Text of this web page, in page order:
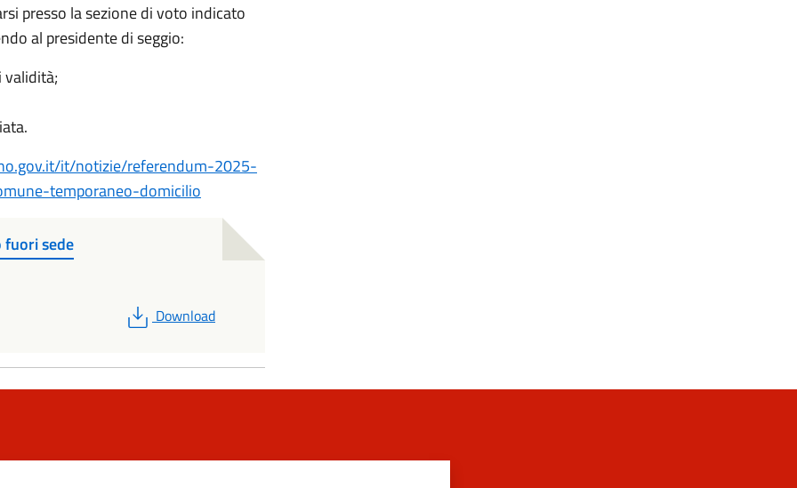
presso la sezione di voto indicato
al presidente di seggio:
it/notizie/referendum-2025-
temporaneo-domicilio
fuori sede
PDF
Download